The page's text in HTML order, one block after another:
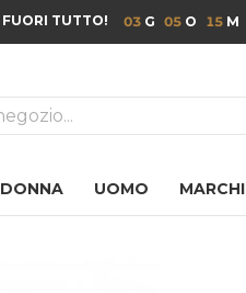
FUORI TUTTO! 03 05 15
DONNA UOMO MARCHI